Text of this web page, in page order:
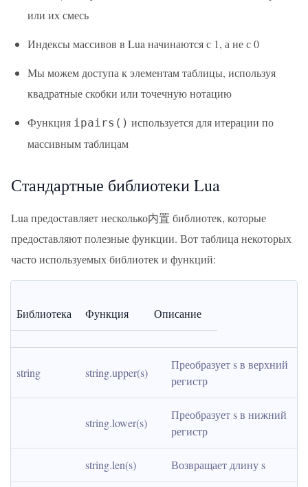
или их смесь
Индексы массивов в Lua начинаются с 1, а не с 0
Мы можем доступа к элементам таблицы, используя
квадратные скобки или точечную нотацию
Функция ipairs() используется для итерации по
массивным таблицам
Стандартные библиотеки Lua
Lua предоставляет несколько内置 библиотек, которые
предоставляют полезные функции. Вот таблица некоторых
часто используемых библиотек и функций:
Библиотека Функция Описание
string string.upper(s)
Преобразует s в верхний
регистр
string.lower(s)
Преобразует s в нижний
регистр
string.len(s) Возвращает длину s